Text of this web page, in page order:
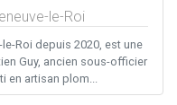
le-Roi
Roi depuis 2020, est une
Guy, ancien sous-officier
en artisan plom...